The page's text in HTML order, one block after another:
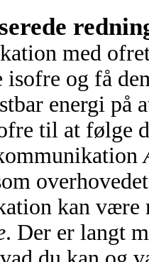
med
isofre og få
energi på
til at følge
kan
. Der er langt